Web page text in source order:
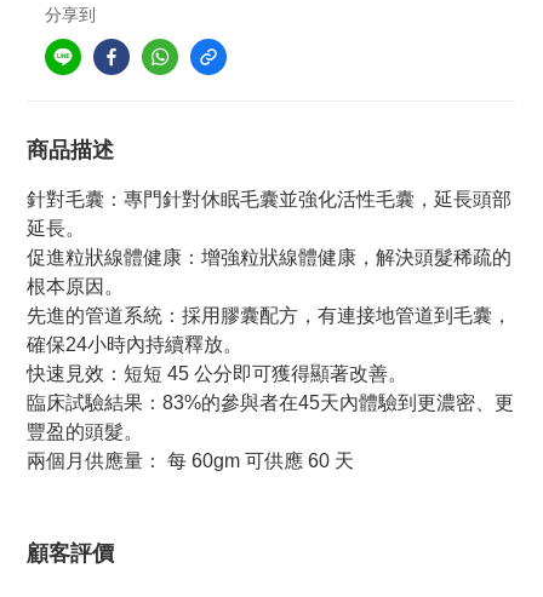
分享到
商品描述
針對毛囊：專門針對休眠毛囊並強化活性毛囊，延長頭部
延長。
促進粒狀線體健康：增強粒狀線體健康，解決頭髮稀疏的
根本原因。
先進的管道系統：採用膠囊配方，有連接地管道到毛囊，
確保24小時內持續釋放。
快速見效：短短 45 公分即可獲得顯著改善。
臨床試驗結果：83%的參與者在45天內體驗到更濃密、更
豐盈的頭髮。
兩個月供應量： 每 60gm 可供應 60 天
顧客評價